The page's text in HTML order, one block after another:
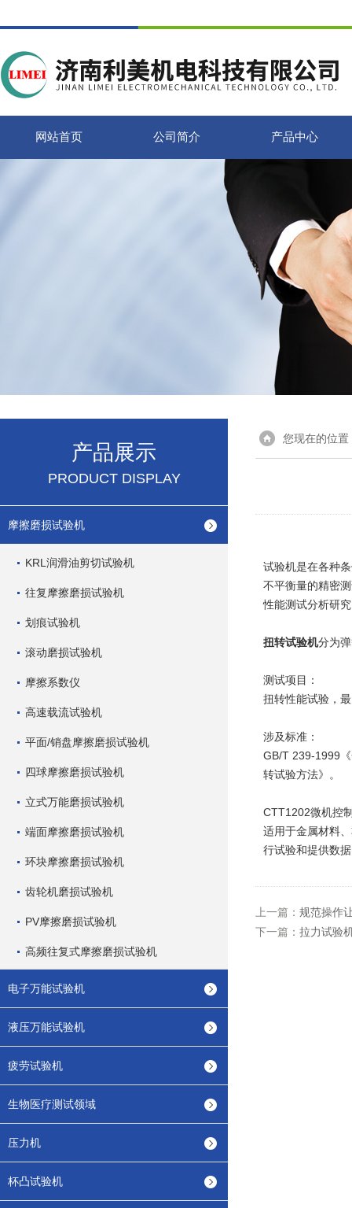
网站首页 公司简介 产品中心
产品展示
PRODUCT DISPLAY
摩擦磨损试验机
KRL润滑油剪切试验机
往复摩擦磨损试验机
划痕试验机
滚动磨损试验机
摩擦系数仪
高速载流试验机
平面/销盘摩擦磨损试验机
四球摩擦磨损试验机
立式万能磨损试验机
端面摩擦磨损试验机
环块摩擦磨损试验机
齿轮机磨损试验机
PV摩擦磨损试验机
高频往复式摩擦磨损试验机
电子万能试验机
液压万能试验机
疲劳试验机
生物医疗测试领域
压力机
杯凸试验机
您现在的位置
试验机是在各种
不平衡量的精密
性能测试分析研
扭转试验机分为
测试项目：
扭转性能试验，
涉及标准：
GB/T 239-1999
转试验方法》。
CTT1202微机控
适用于金属材料
行试验和提供数
上一篇： 规范操作
下一篇： 拉力试验